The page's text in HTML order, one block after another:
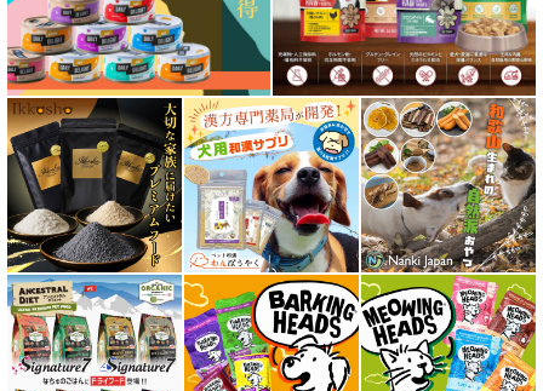
フリーズドライ ドッグフード
エアドライ ドッグフード
愛猫用ウェット300円以下コーナー
全年齢対応 フード for CAT
キトン用 フード for CAT